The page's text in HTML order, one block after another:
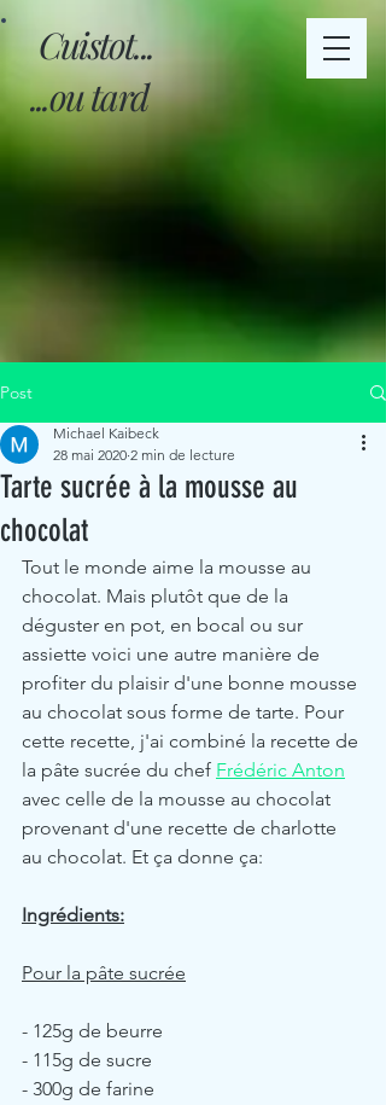
Cuistot...
...ou tard
Post
Tarte sucrée à la mousse au
chocolat
Michael Kaibeck
28 mai 2020 2 min de lecture
Tout le monde aime la mousse au
chocolat. Mais plutôt que de la
déguster en pot, en bocal ou sur
assiette voici une autre manière de
profiter du plaisir d'une bonne mousse
au chocolat sous forme de tarte. Pour
cette recette, j'ai combiné la recette de
la pâte sucrée du chef Frédéric Anton
avec celle de la mousse au chocolat
provenant d'une recette de charlotte
au chocolat. Et ça donne ça:
Ingrédients:
Pour la pâte sucrée
- 125g de beurre
- 115g de sucre
- 300g de farine